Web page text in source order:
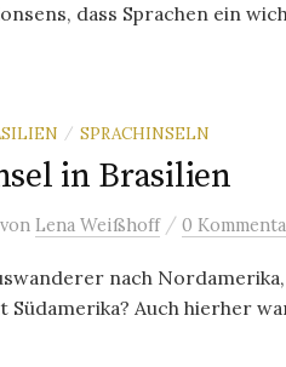
dass Sprachen ein
/ SPRACHINSELN
in Brasilien
von Lena Weißhoff / 0
nach
Auch hierher